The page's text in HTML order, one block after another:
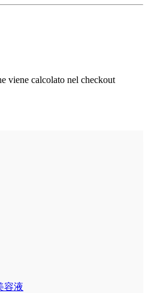
viene calcolato nel checkout
容液